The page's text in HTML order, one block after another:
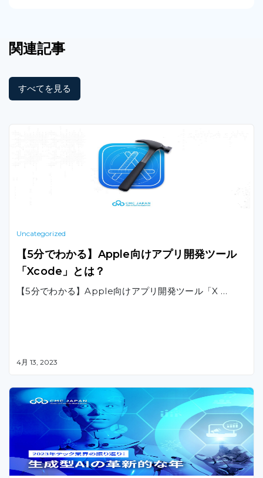
関連記事
すべてを見る
Uncategorized
【5分でわかる】Apple向けアプリ開発ツール
「Xcode」とは？
【5分でわかる】Apple向けアプリ開発ツール「X …
4月 13, 2023